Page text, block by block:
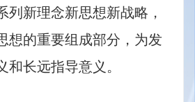
新理念新思想新战略，
想的重要组成部分，为发
长远指导意义。